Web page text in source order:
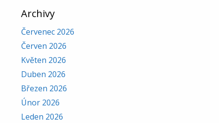
Archivy
Červenec 2026
Červen 2026
Květen 2026
Duben 2026
Březen 2026
Únor 2026
Leden 2026